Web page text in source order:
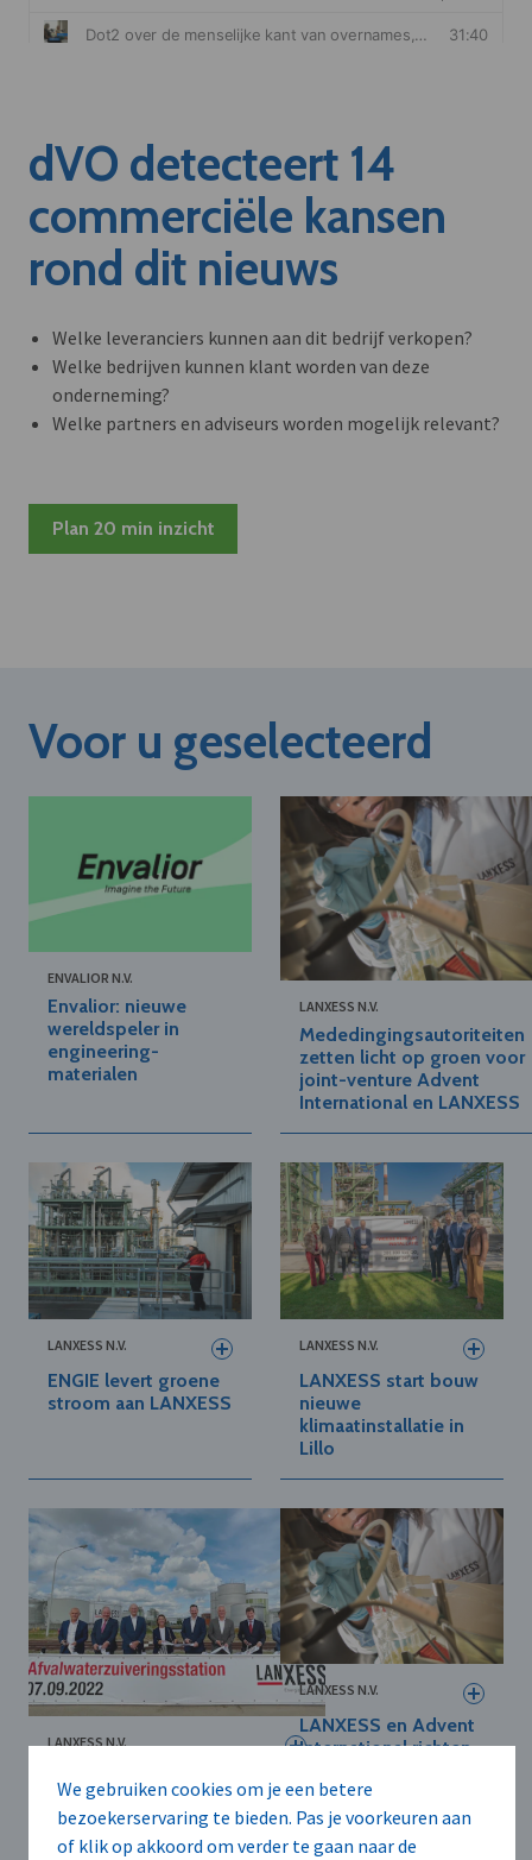
We gebruiken cookies om je een betere
bezoekerservaring te bieden. Pas je voorkeuren aan
of klik op akkoord om verder te gaan naar de
dVO detecteert 14
commerciële kansen
rond dit nieuws
Welke leveranciers kunnen aan dit bedrijf verkopen?
Welke bedrijven kunnen klant worden van deze
onderneming?
Welke partners en adviseurs worden mogelijk relevant?
Plan 20 min inzicht
Voor u geselecteerd
ENVALIOR N.V.
Envalior: nieuwe
wereldspeler in
engineering-
materialen
LANXESS N.V.
Mededingingsautoriteiten
zetten licht op groen voor
joint-venture Advent
International en LANXESS
LANXESS N.V.
ENGIE levert groene
stroom aan LANXESS
LANXESS N.V.
LANXESS start bouw
nieuwe
klimaatinstallatie in
Lillo
LANXESS N.V.
Lanxess huldigt in Kallo
biologische
afvalwaterzuiveringsinstallatie
in
LANXESS N.V.
LANXESS en Advent
International richten
hoogwaardige
technische
polymeren